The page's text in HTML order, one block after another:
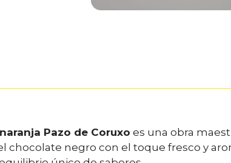
Pazo de Coruxo es una obra
negro con el toque fresco y